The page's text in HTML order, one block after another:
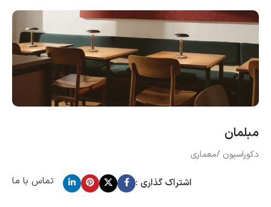
مبلمان
دکوراسیون /معماری
اشتراک گذاری : تماس با ما